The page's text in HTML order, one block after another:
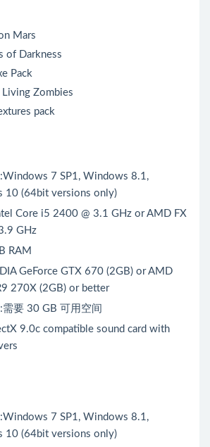
Mars
of Darkness
Pack
Living Zombies
pack
7 SP1, Windows 8.1,
10 (64bit versions only)
Core i5 2400 @ 3.1 GHz or AMD FX
GHz
RAM
GeForce GTX 670 (2GB) or AMD
270X (2GB) or better
要 30 GB 可用空间
9.0c compatible sound card with
7 SP1, Windows 8.1,
10 (64bit versions only)